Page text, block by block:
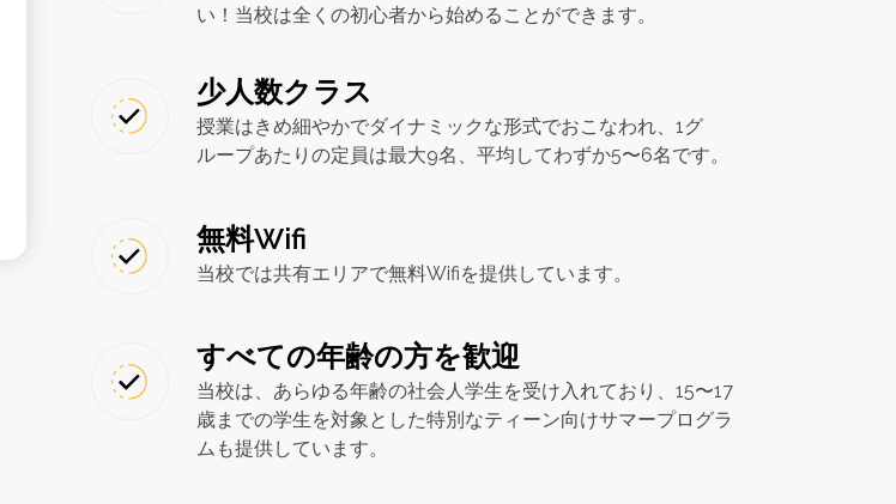
い！当校は全くの初心者から始めることができます。
少人数クラス
授業はきめ細やかでダイナミックな形式でおこなわれ、1グ
ループあたりの定員は最大9名、平均してわずか5〜6名です。
無料Wifi
当校では共有エリアで無料Wifiを提供しています。
すべての年齢の方を歓迎
当校は、あらゆる年齢の社会人学生を受け入れており、15〜17
歳までの学生を対象とした特別なティーン向けサマープログラ
ムも提供しています。